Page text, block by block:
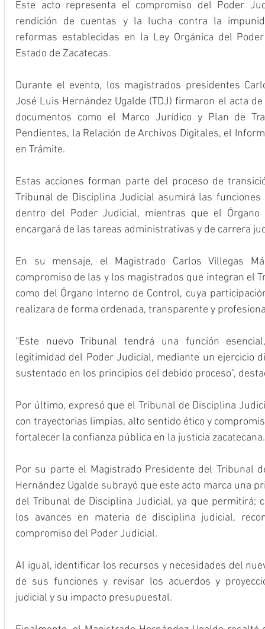
Este acto representa el compromiso del Poder
rendición de cuentas y la lucha contra la
reformas establecidas en la Ley Orgánica del
Estado de Zacatecas.
Durante el evento, los magistrados presidentes
José Luis Hernández Ugalde (TDJ) firmaron el acta
documentos como el Marco Jurídico y Plan de
Pendientes, la Relación de Archivos Digitales, el
en Trámite.
Estas acciones forman parte del proceso de
Tribunal de Disciplina Judicial asumirá las
dentro del Poder Judicial, mientras que el
encargará de las tareas administrativas y de carrera
En su mensaje, el Magistrado Carlos Villegas
compromiso de las y los magistrados que integran el
como del Órgano Interno de Control, cuya
realizara de forma ordenada, transparente y
“Este nuevo Tribunal tendrá una función
legitimidad del Poder Judicial, mediante un ejercicio
sustentado en los principios del debido proceso”,
Por último, expresó que el Tribunal de Disciplina
con trayectorias limpias, alto sentido ético y
fortalecer la confianza pública en la justicia zacatecana.
Por su parte el Magistrado Presidente del Tribunal
Hernández Ugalde subrayó que este acto marca una
del Tribunal de Disciplina Judicial, ya que permitirá;
los avances en materia de disciplina judicial,
compromiso del Poder Judicial.
Al igual, identificar los recursos y necesidades del
de sus funciones y revisar los acuerdos y
judicial y su impacto presupuestal.